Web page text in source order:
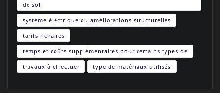
de sol
système électrique ou améliorations structurelles
tarifs horaires
temps et coûts supplémentaires pour certains types de
travaux à effectuer type de matériaux utilisés